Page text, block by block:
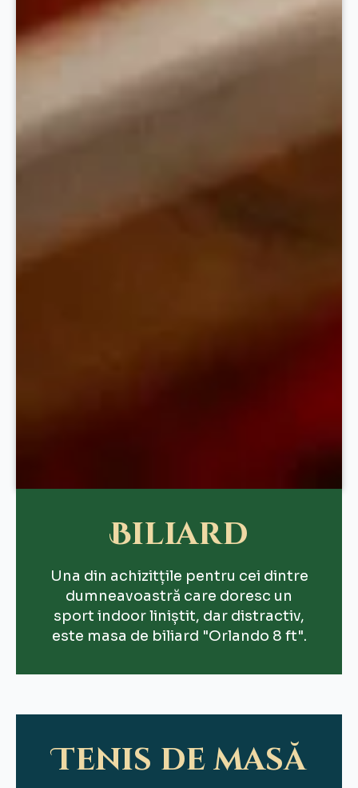
Biliard
Una din achizitțile pentru cei dintre
dumneavoastră care doresc un
sport indoor liniștit, dar distractiv,
este masa de biliard "Orlando 8 ft".
Tenis de masă